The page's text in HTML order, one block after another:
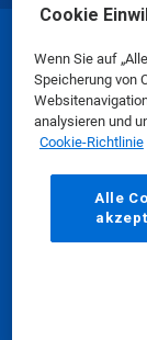
Cookie
Wenn Sie auf
Speicherung von
analysieren und
Cookie-Richtlinie
Alle